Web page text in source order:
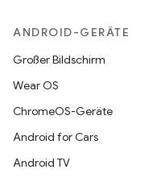
ANDROID-GERÄTE
Großer Bildschirm
Wear OS
ChromeOS-Geräte
Android for Cars
Android TV